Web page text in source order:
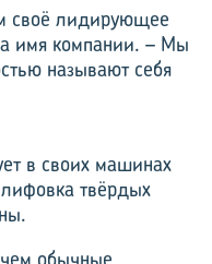
своё лидирующее
имя компании. – Мы
называют себя
в своих машинах
твёрдых